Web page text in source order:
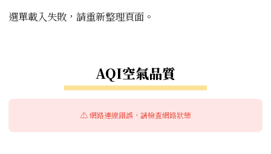
選單載入失敗，請重新整理頁面。
AQI空氣品質
⚠️ 網路連線錯誤，請檢查網路狀態